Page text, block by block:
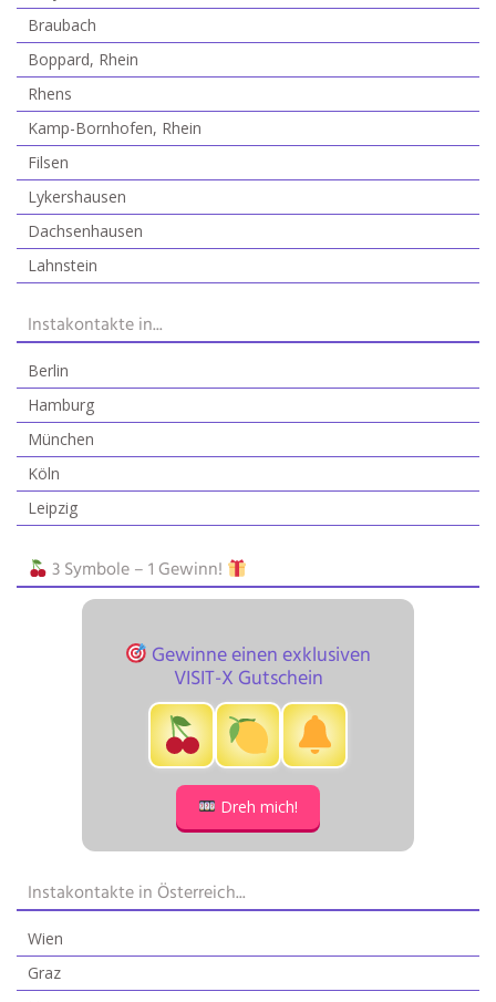
Braubach
Boppard, Rhein
Rhens
Kamp-Bornhofen, Rhein
Filsen
Lykershausen
Dachsenhausen
Lahnstein
Instakontakte in...
Berlin
Hamburg
München
Köln
Leipzig
3 Symbole – 1 Gewinn!
Gewinne einen exklusiven
VISIT-X Gutschein
Dreh mich!
Instakontakte in Österreich...
Wien
Graz